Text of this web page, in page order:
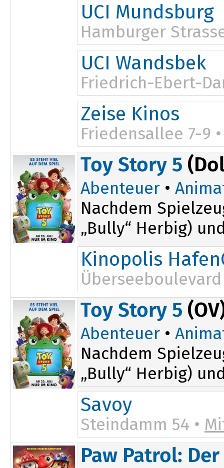
UCI Mundsburg
Hamburger
UCI Wandsbek
Friedrich-Ebert-
Zeise Kinos
Friedensallee 7-9
Toy Story 5
Abenteuer •
Nachdem
„Bully“ Herbig)
Kinopolis
Überseeboulevard
Toy Story 5
Abenteuer •
Nachdem
„Bully“ Herbig)
Savoy
Steindamm 54 •
Paw Patrol: